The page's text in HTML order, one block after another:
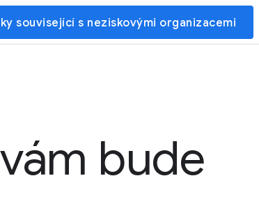
související s neziskovými organizacemi
bude